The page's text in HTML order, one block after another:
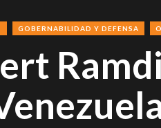
GOBERNABILIDAD Y DEFENSA